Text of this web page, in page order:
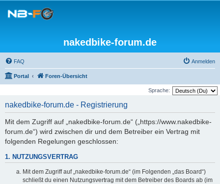
nakedbike-forum.de
FAQ Anmelden
Portal Foren-Übersicht
Sprache:
nakedbike-forum.de - Registrierung
Mit dem Zugriff auf „nakedbike-forum.de“ („https://www.nakedbike-
forum.de“) wird zwischen dir und dem Betreiber ein Vertrag mit
folgenden Regelungen geschlossen:
1. NUTZUNGSVERTRAG
Mit dem Zugriff auf „nakedbike-forum.de“ (im Folgenden „das Board“)
schließt du einen Nutzungsvertrag mit dem Betreiber des Boards ab (im